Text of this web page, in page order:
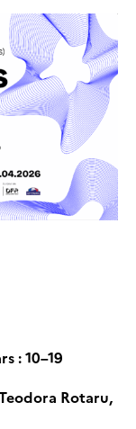
: 10–19
Rotaru,